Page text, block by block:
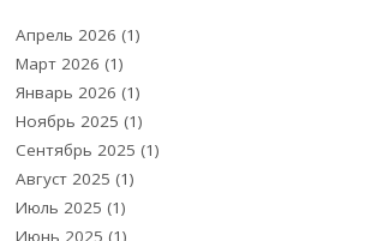
Апрель 2026 (1)
Март 2026 (1)
Январь 2026 (1)
Ноябрь 2025 (1)
Сентябрь 2025 (1)
Август 2025 (1)
Июль 2025 (1)
Июнь 2025 (1)